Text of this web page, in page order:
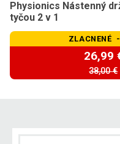
Physionics Nástenný
tyčou 2 v 1
ZLACNENÉ
26,99
38,00 €